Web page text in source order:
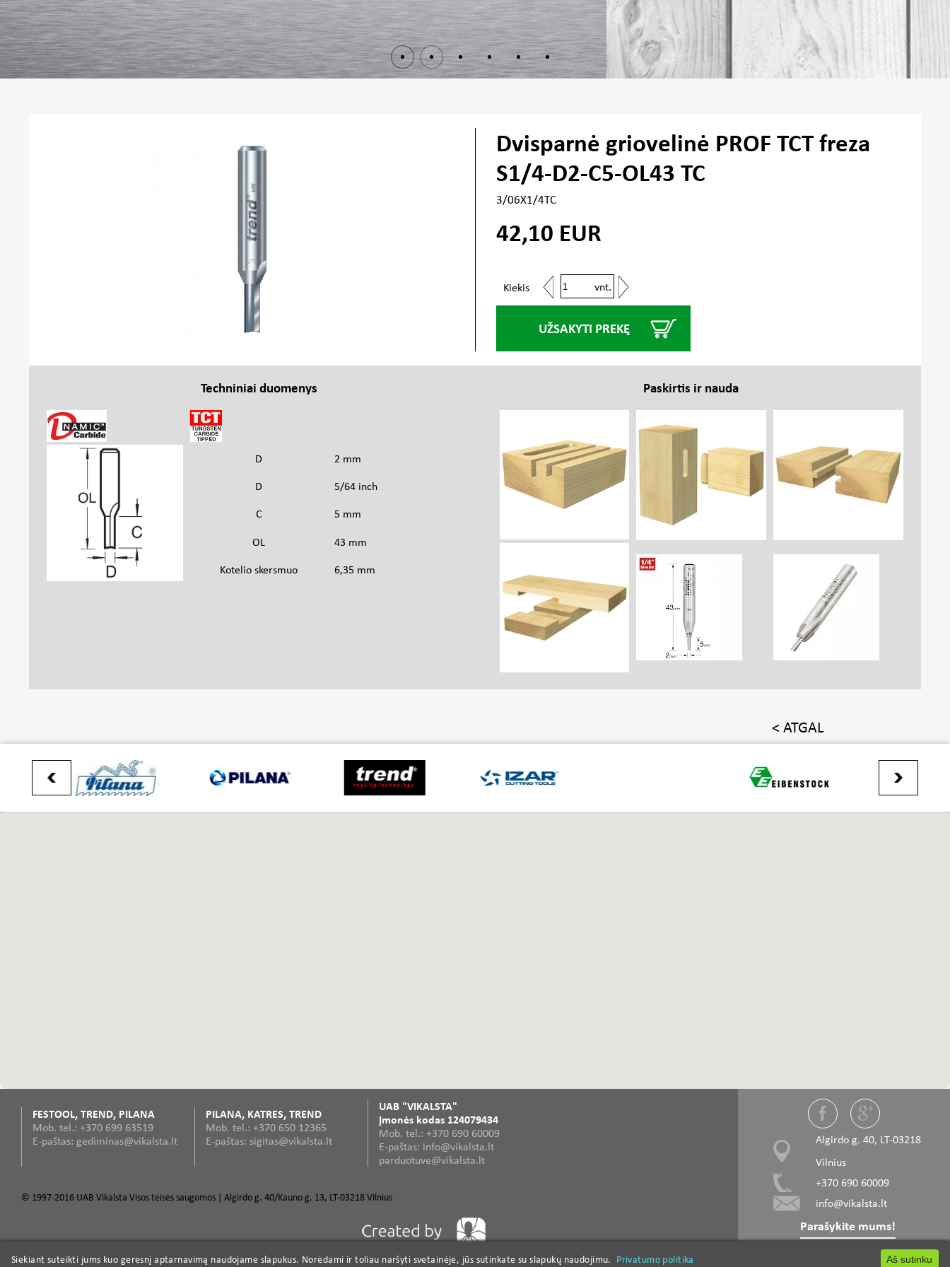
Dvisparnė griovelinė PROF TCT freza
S1/4-D2-C5-OL43 TC
3/06X1/4TC
42,10 EUR
Kiekis vnt.
UŽSAKYTI PREKĘ
Techniniai duomenys
D 2 mm
D 5/64 inch
C 5 mm
OL 43 mm
Kotelio skersmuo 6,35 mm
Paskirtis ir nauda
< ATGAL
Algirdo g. 40, LT-03218
Vilnius
+370 690 60009
info@vikalsta.lt
Parašykite mums!
FESTOOL, TREND, PILANA
Mob. tel.: +370 699 63519
E-paštas: gediminas@vikalsta.lt
PILANA, KATRES, TREND
Mob. tel.: +370 650 12365
E-paštas: sigitas@vikalsta.lt
UAB "VIKALSTA"
Įmonės kodas 124079434
Mob. tel.: +370 690 60009
E-paštas: info@vikalsta.lt
parduotuve@vikalsta.lt
© 1997-2016 UAB Vikalsta Visos teisės saugomos | Algirdo g. 40/Kauno g. 13, LT-03218 Vilnius
Dvisparnės griovelinės TCT frezos D2-12,7mm Elektriniai įrankiai Profesionalūs įrankiai Profesionalūs elektriniai rankiniai įrankiai Diskiniai pjūklai Smulkintuvų peiliai Freza kotine Aš sutinku
Siekiant suteikti jums kuo geresnį aptarnavimą naudojame slapukus. Norėdami ir toliau naršyti svetainėje, jūs sutinkate su slapukų naudojimu. Privatumo politika Aš sutinku
Siekiant suteikti jums kuo geresnį aptarnavimą naudojame slapukus. Norėdami ir toliau naršyti svetainėje, jūs sutinkate su slapukų naudojimu. Privatumo politika